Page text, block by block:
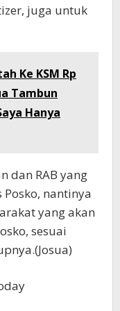
juga untuk
Ke KSM Rp
Tambun
Hanya
dan RAB yang
nantinya
yang akan
sesuai